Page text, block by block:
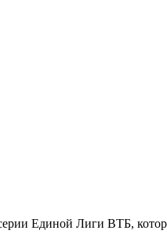
Единой Лиги ВТБ,